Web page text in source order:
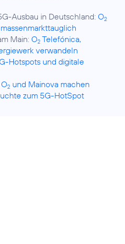
Ausbau in Deutschland: O2
Main: O2 Telefónica,
verwandeln
Hotspots und digitale
O2 und Mainova machen
zum 5G-HotSpot